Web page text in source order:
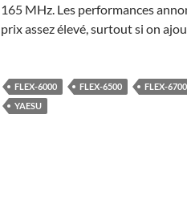
165 MHz. Les performances
prix assez élevé, surtout si on
FLEX-6000 FLEX-6500 FLEX-6700
YAESU